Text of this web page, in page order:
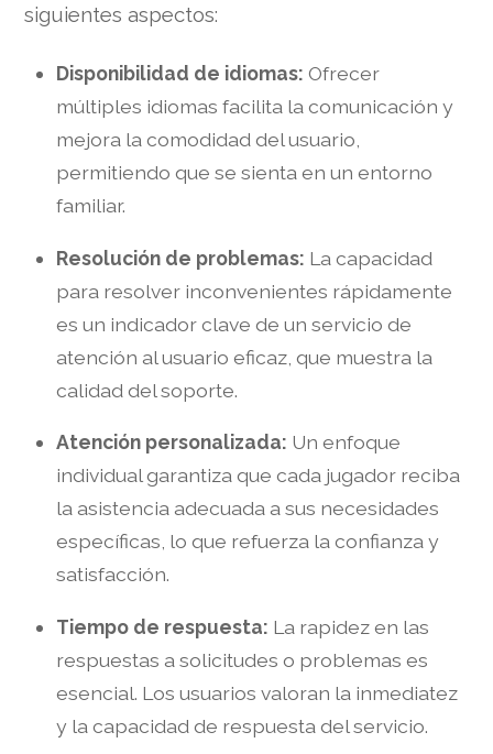
siguientes aspectos:
Disponibilidad de idiomas: Ofrecer
múltiples idiomas facilita la comunicación y
mejora la comodidad del usuario,
permitiendo que se sienta en un entorno
familiar.
Resolución de problemas: La capacidad
para resolver inconvenientes rápidamente
es un indicador clave de un servicio de
atención al usuario eficaz, que muestra la
calidad del soporte.
Atención personalizada: Un enfoque
individual garantiza que cada jugador reciba
la asistencia adecuada a sus necesidades
específicas, lo que refuerza la confianza y
satisfacción.
Tiempo de respuesta: La rapidez en las
respuestas a solicitudes o problemas es
esencial. Los usuarios valoran la inmediatez
y la capacidad de respuesta del servicio.